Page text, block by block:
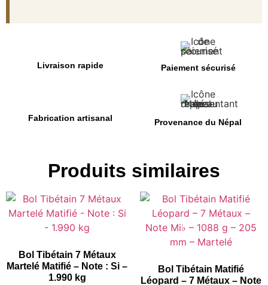
Livraison rapide Paiement sécurisé
Fabrication artisanal Provenance du Népal
Produits similaires
Bol Tibétain 7 Métaux
Martelé Matifié – Note : Si –
1.990 kg
Bol Tibétain Matifié
Léopard – 7 Métaux – Note